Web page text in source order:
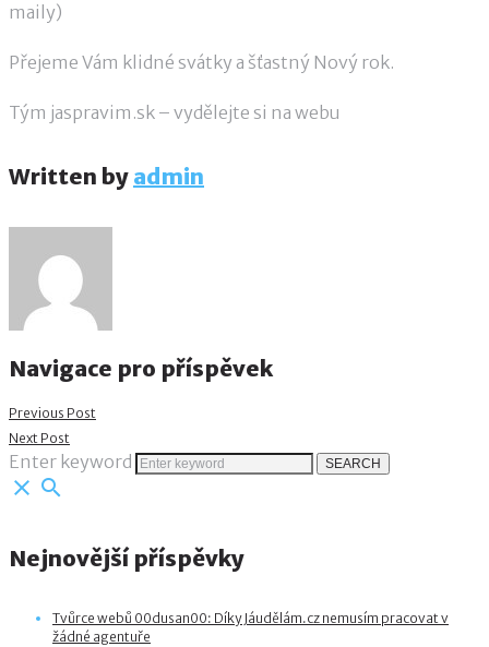
maily)
Přejeme Vám klidné svátky a šťastný Nový rok.
Tým jaspravim.sk – vydělejte si na webu
Written by admin
Navigace pro příspěvek
Previous Post
Next Post
Enter keyword SEARCH
close search
Nejnovější příspěvky
Tvůrce webů 00dusan00: Díky Jáudělám.cz nemusím pracovat v
žádné agentuře